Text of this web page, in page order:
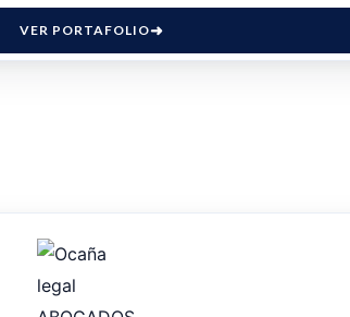
VER PORTAFOLIO